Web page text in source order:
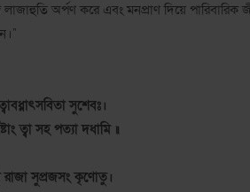
অর্পণ করে এবং মনপ্রাণ দিয়ে পারিবারিক
সুশেবঃ।
ত্বা সহ পত্যা দধামি ॥
রাজা সুপ্রজসং কৃণোতু।